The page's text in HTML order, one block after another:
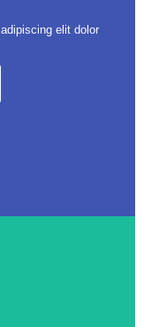
elit dolor